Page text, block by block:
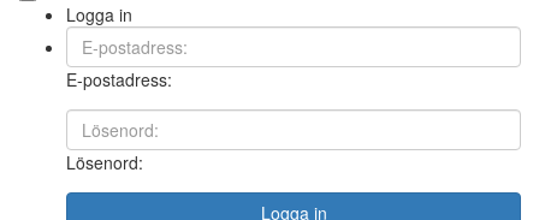
Logga in
E-postadress:
Lösenord:
Logga in